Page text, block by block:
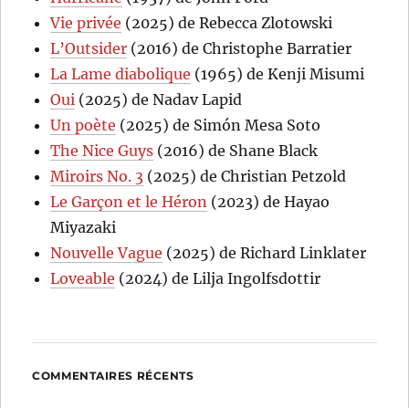
Vie privée (2025) de Rebecca Zlotowski
L’Outsider (2016) de Christophe Barratier
La Lame diabolique (1965) de Kenji Misumi
Oui (2025) de Nadav Lapid
Un poète (2025) de Simón Mesa Soto
The Nice Guys (2016) de Shane Black
Miroirs No. 3 (2025) de Christian Petzold
Le Garçon et le Héron (2023) de Hayao
Miyazaki
Nouvelle Vague (2025) de Richard Linklater
Loveable (2024) de Lilja Ingolfsdottir
COMMENTAIRES RÉCENTS